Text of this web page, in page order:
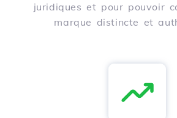
juridiques et pour pouvoir
marque distincte et